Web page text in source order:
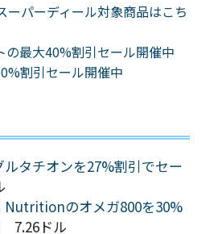
ーパーディール対象商品はこち
の最大40%割引セール開催中
割引セール開催中
タチオンを27%割引でセー
のオメガ800を30%
7.26ドル